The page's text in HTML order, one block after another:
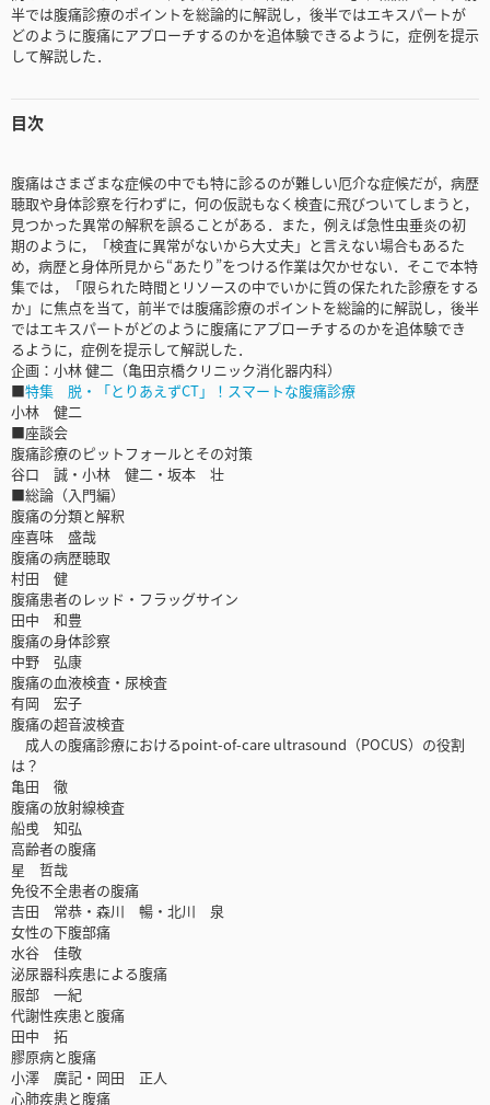
半では腹痛診療のポイントを総論的に解説し，後半ではエキスパートが
どのように腹痛にアプローチするのかを追体験できるように，症例を提示
して解説した．
目次
腹痛はさまざまな症候の中でも特に診るのが難しい厄介な症候だが，病歴
聴取や身体診察を行わずに，何の仮説もなく検査に飛びついてしまうと，
見つかった異常の解釈を誤ることがある．また，例えば急性虫垂炎の初
期のように，「検査に異常がないから大丈夫」と言えない場合もあるた
め，病歴と身体所見から“あたり”をつける作業は欠かせない．そこで本特
集では，「限られた時間とリソースの中でいかに質の保たれた診療をする
か」に焦点を当て，前半では腹痛診療のポイントを総論的に解説し，後半
ではエキスパートがどのように腹痛にアプローチするのかを追体験でき
るように，症例を提示して解説した．
企画：小林 健二（亀田京橋クリニック消化器内科）
■特集 脱・「とりあえずCT」！スマートな腹痛診療
小林 健二
■座談会
腹痛診療のピットフォールとその対策
谷口 誠・小林 健二・坂本 壮
■総論（入門編）
腹痛の分類と解釈
座喜味 盛哉
腹痛の病歴聴取
村田 健
腹痛患者のレッド・フラッグサイン
田中 和豊
腹痛の身体診察
中野 弘康
腹痛の血液検査・尿検査
有岡 宏子
腹痛の超音波検査
成人の腹痛診療におけるpoint-of-care ultrasound（POCUS）の役割
は？
亀田 徹
腹痛の放射線検査
船曵 知弘
高齢者の腹痛
星 哲哉
免役不全患者の腹痛
吉田 常恭・森川 暢・北川 泉
女性の下腹部痛
水谷 佳敬
泌尿器科疾患による腹痛
服部 一紀
代謝性疾患と腹痛
田中 拓
膠原病と腹痛
小澤 廣記・岡田 正人
心肺疾患と腹痛